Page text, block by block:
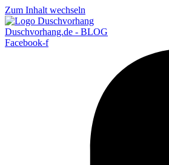
Zum Inhalt wechseln
Duschvorhang.de - BLOG
Facebook-f